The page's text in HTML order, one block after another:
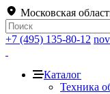
Московская
+7 (495) 135-80-12
Каталог
Техника